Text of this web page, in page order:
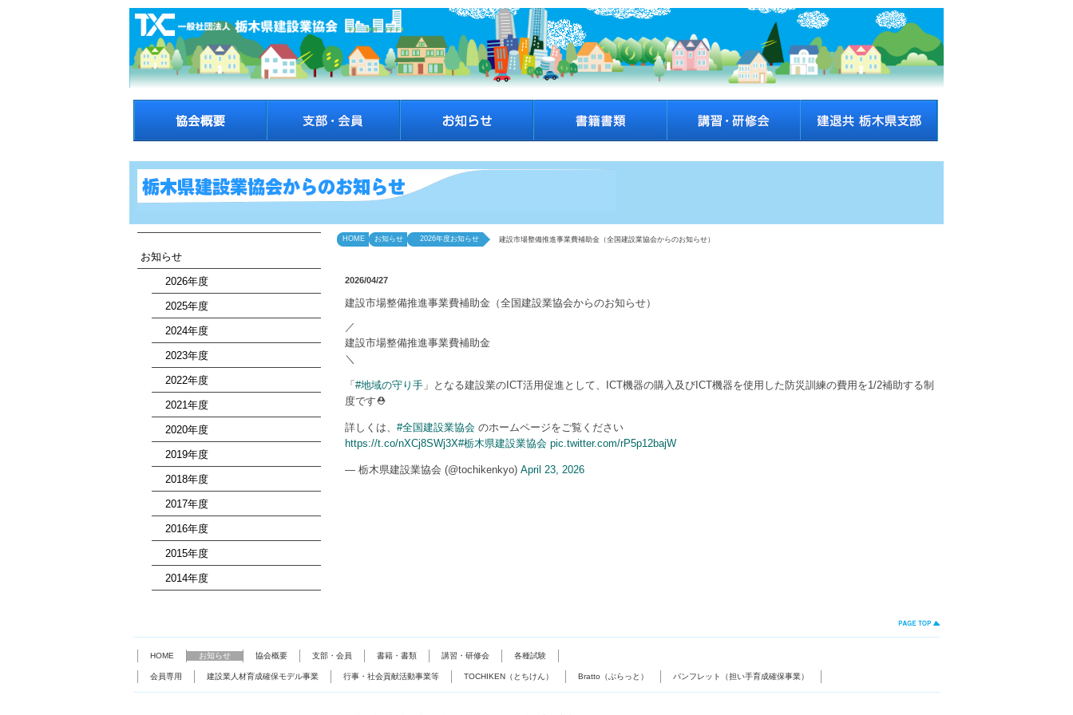
お知らせ
2026年度
2025年度
2024年度
2023年度
2022年度
2021年度
2020年度
2019年度
2018年度
2017年度
2016年度
2015年度
2014年度
HOME お知らせ 2026年度お知らせ 建設市場整備推進事業費補助金（全国建設業協会からのお知らせ）
2026/04/27
建設市場整備推進事業費補助金（全国建設業協会からのお知らせ）
／
建設市場整備推進事業費補助金
＼
「 #地域の守り手 」となる建設業のICT活用促進として、ICT機器の購入及びICT機器を使用した防災訓練の費用を1/2補助する制
度です⛑
詳しくは、 #全国建設業協会 のホームページをご覧ください
https://t.co/nXCj8SWj3X#栃木県建設業協会 pic.twitter.com/rP5p12bajW
— 栃木県建設業協会 (@tochikenkyo) April 23, 2026
HOME お知らせ 協会概要 支部・会員 書籍・書類 講習・研修会 各種試験
会員専用 建設業人材育成確保モデル事業 行事・社会貢献活動事業等 TOCHIKEN（とちけん） Bratto（ぶらっと） パンフレット（担い手育成確保事業）